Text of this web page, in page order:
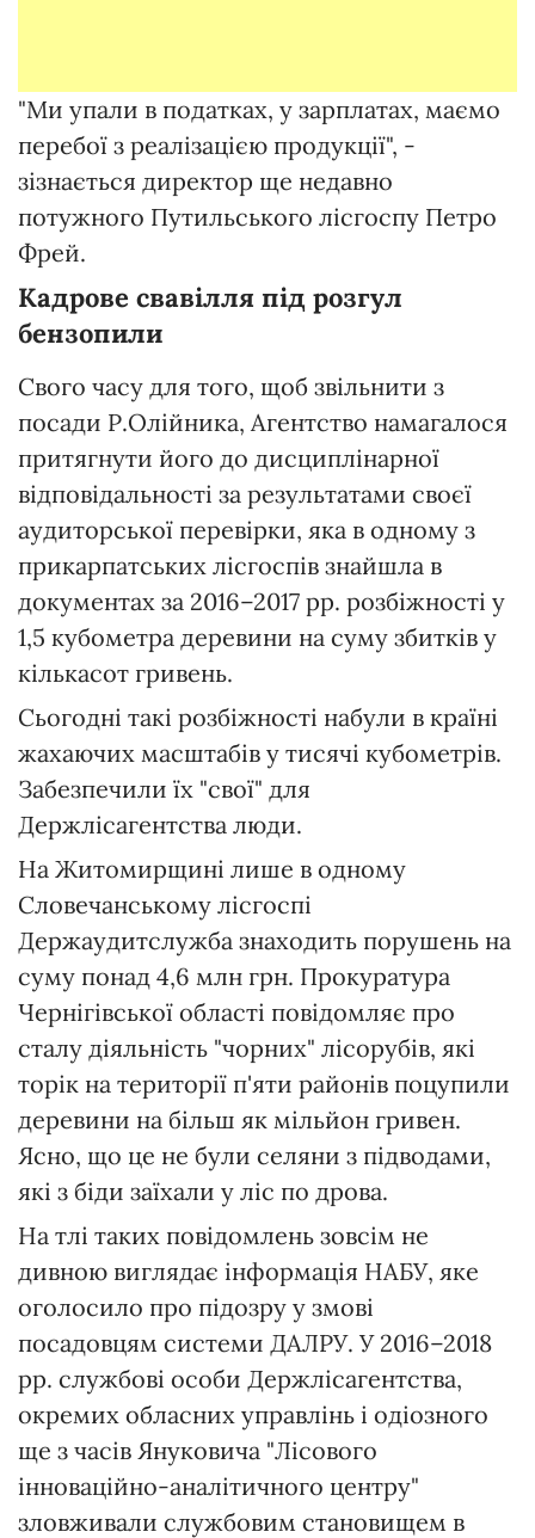
"Ми упали в податках, у зарплатах, маємо
перебої з реалізацією продукції", -
зізнається директор ще недавно
потужного Путильського лісгоспу Петро
Фрей.
Кадрове свавілля під розгул
бензопили
Свого часу для того, щоб звільнити з
посади Р.Олійника, Агентство намагалося
притягнути його до дисциплінарної
відповідальності за результатами своєї
аудиторської перевірки, яка в одному з
прикарпатських лісгоспів знайшла в
документах за 2016–2017 рр. розбіжності у
1,5 кубометра деревини на суму збитків у
кількасот гривень.
Сьогодні такі розбіжності набули в країні
жахаючих масштабів у тисячі кубометрів.
Забезпечили їх "свої" для
Держлісагентства люди.
На Житомирщині лише в одному
Словечанському лісгоспі
Держаудитслужба знаходить порушень на
суму понад 4,6 млн грн. Прокуратура
Чернігівської області повідомляє про
сталу діяльність "чорних" лісорубів, які
торік на території п'яти районів поцупили
деревини на більш як мільйон гривен.
Ясно, що це не були селяни з підводами,
які з біди заїхали у ліс по дрова.
На тлі таких повідомлень зовсім не
дивною виглядає інформація НАБУ, яке
оголосило про підозру у змові
посадовцям системи ДАЛРУ. У 2016–2018
рр. службові особи Держлісагентства,
окремих обласних управлінь і одіозного
ще з часів Януковича "Лісового
інноваційно-аналітичного центру"
зловживали службовим становищем в